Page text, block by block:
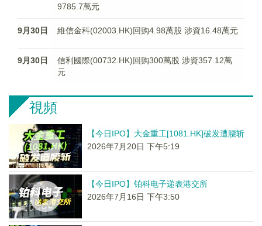
9785.7萬元
9月30日 維信金科(02003.HK)回购4.98萬股 涉資16.48萬元
9月30日
信利國際(00732.HK)回购300萬股 涉資357.12萬
元
視頻
【今日IPO】大金重工[1081.HK]破发遭腰斩
2026年7月20日 下午5:19
【今日IPO】铂科电子递表港交所
2026年7月16日 下午3:50